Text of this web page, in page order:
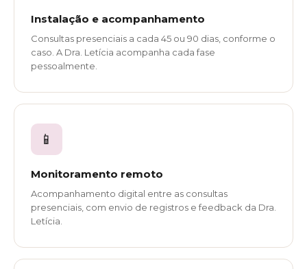
Instalação e acompanhamento
Consultas presenciais a cada 45 ou 90 dias, conforme o
caso. A Dra. Letícia acompanha cada fase
pessoalmente.
📱
Monitoramento remoto
Acompanhamento digital entre as consultas
presenciais, com envio de registros e feedback da Dra.
Letícia.